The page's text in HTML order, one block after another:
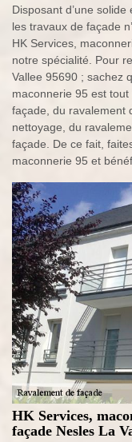
Disposant d’une
les travaux de façade
HK Services,
notre spécialité. Pour
Vallee 95690 ; sachez
maconnerie 95 est tout
façade, du ravalement
nettoyage, du
façade. De ce fait,
maconnerie 95 et
HK Services,
façade Nesles La